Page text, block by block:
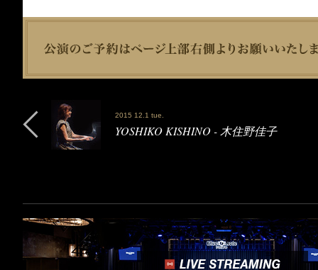
2015 12.1 tue.
YOSHIKO KISHINO - 木住野佳子